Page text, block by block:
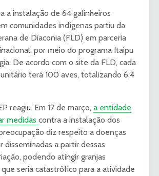
a instalação de 64 galinheiros
comunidades indígenas partiu da
de Diaconia (FLD) em parceria
por meio do programa Itaipu
De acordo com o site da FLD, cada
terá 100 aves, totalizando 6,4
reagiu. Em 17 de março, a entidade
medidas contra a instalação dos
diz respeito a doenças
disseminadas a partir dessas
podendo atingir granjas
seria catastrófico para a atividade